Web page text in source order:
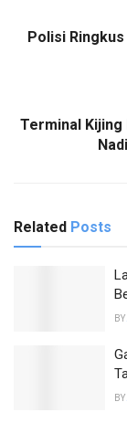
Polisi
Terminal
Related Posts
BY
BY